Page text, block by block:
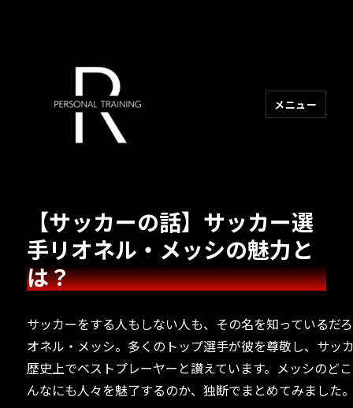
メニュー
【サッカーの話】サッカー選
手リオネル・メッシの魅力と
は？
サッカーをする人もしない人も、その名を知っているだ
オネル・メッシ。多くのトップ選手が彼を尊敬し、サッ
歴史上でベストプレーヤーと讃えています。メッシのど
んなにも人々を魅了するのか、独断でまとめてみました